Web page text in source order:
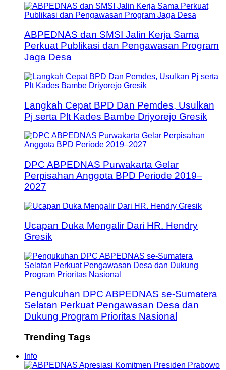
ABPEDNAS dan SMSI Jalin Kerja Sama
Perkuat Publikasi dan Pengawasan Program
Jaga Desa
Langkah Cepat BPD Dan Pemdes, Usulkan
Pj serta Plt Kades Bambe Driyorejo Gresik
DPC ABPEDNAS Purwakarta Gelar
Perpisahan Anggota BPD Periode 2019–
2027
Ucapan Duka Mengalir Dari HR. Hendry
Gresik
Pengukuhan DPC ABPEDNAS se-Sumatera
Selatan Perkuat Pengawasan Desa dan
Dukung Program Prioritas Nasional
Trending Tags
Info